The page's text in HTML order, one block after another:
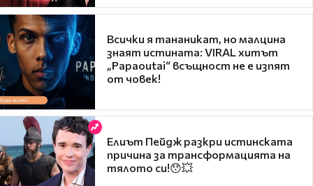
Всички я тананикат, но малцина
знаят истината: VIRAL хитът
„Papaoutai“ всъщност не е изпят
от човек!
Елиът Пейдж разкри истинската
причина за трансформацията на
тялото си!😯💥